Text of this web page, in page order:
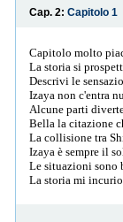
Cap. 2: Capitolo 1
Capitolo molto
La storia si
Descrivi le
Izaya non c'entra
Alcune parti
Bella la citazione
La collisione tra
Izaya è sempre il
Le situazioni sono
La storia mi